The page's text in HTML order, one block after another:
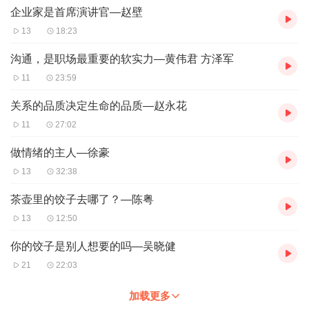
企业家是首席演讲官—赵壁
13 18:23
沟通，是职场最重要的软实力—黄伟君 方泽军
11 23:59
关系的品质决定生命的品质—赵永花
11 27:02
做情绪的主人—徐豪
13 32:38
茶壶里的饺子去哪了？—陈粤
13 12:50
你的饺子是别人想要的吗—吴晓健
21 22:03
加载更多